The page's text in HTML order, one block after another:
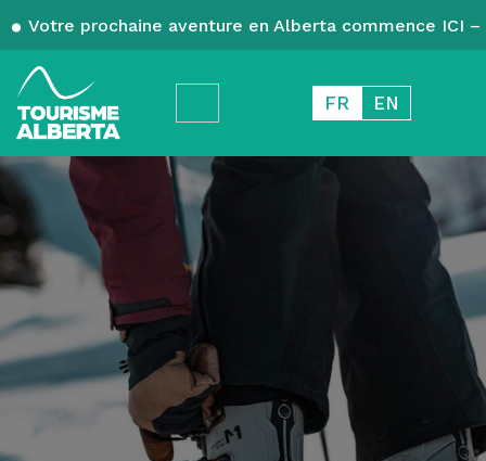
Votre prochaine aventure en Alberta commence ICI
FR EN